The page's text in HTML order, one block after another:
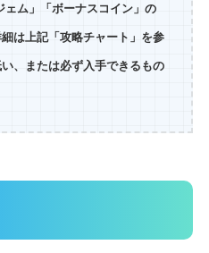
ェム」「ボーナスコイン」の
は上記「攻略チャート」を参
、または必ず入手できるもの